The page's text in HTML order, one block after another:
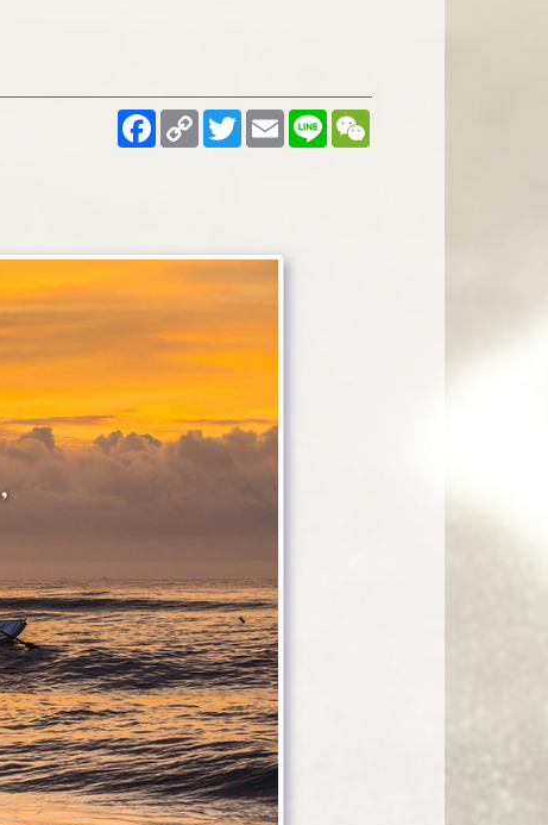
Facebook
Copy
Link
TwitterEmailLine